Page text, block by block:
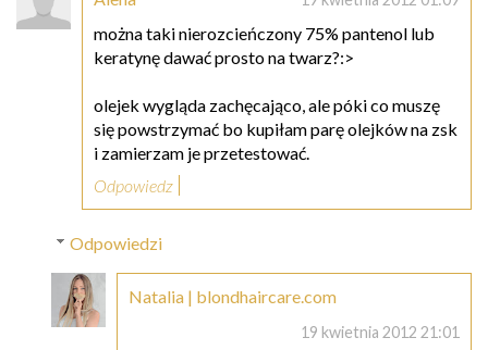
można taki nierozcieńczony 75% pantenol lub
keratynę dawać prosto na twarz?:>
olejek wygląda zachęcająco, ale póki co muszę
się powstrzymać bo kupiłam parę olejków na zsk
i zamierzam je przetestować.
Odpowiedz
Odpowiedzi
Natalia | blondhaircare.com
19 kwietnia 2012 21:01